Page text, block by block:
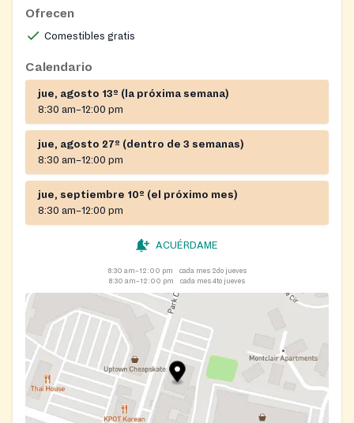
Ofrecen
Comestibles gratis
Calendario
jue, agosto 13º (la próxima semana)
8:30 am–12:00 pm
jue, agosto 27º (dentro de 3 semanas)
8:30 am–12:00 pm
jue, septiembre 10º (el próximo mes)
8:30 am–12:00 pm
ACUÉRDAME
8:30 am–12:00 pm
cada mes 2do jueves
8:30 am–12:00 pm
cada mes 4to jueves